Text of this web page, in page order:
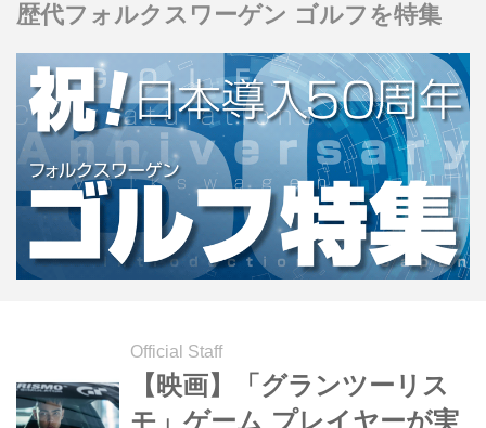
歴代フォルクスワーゲン ゴルフを特集
Official Staff
【映画】「グランツーリス
モ」ゲーム プレイヤーが実